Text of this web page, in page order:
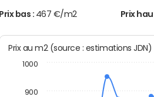
Prix bas : 467 €/m2 Prix
Prix au m2 (source : estimations JDN)
900
1000